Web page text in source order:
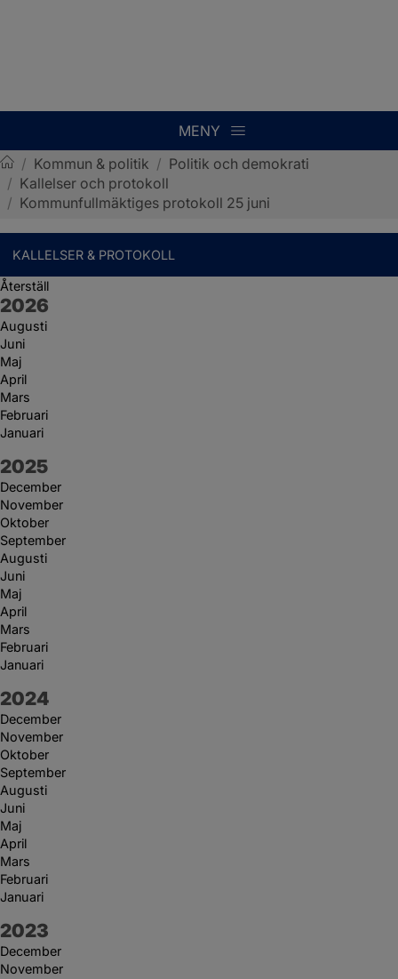
MENY
Sotenäs kommun
/ Kommun & politik / Politik och demokrati
/ Kallelser och protokoll
/ Kommunfullmäktiges protokoll 25 juni
KALLELSER & PROTOKOLL
Återställ
År:
2026
Augusti
Juni
Maj
April
Mars
Februari
Januari
År:
2025
December
November
Oktober
September
Augusti
Juni
Maj
April
Mars
Februari
Januari
År:
2024
December
November
Oktober
September
Augusti
Juni
Maj
April
Mars
Februari
Januari
År:
2023
December
November